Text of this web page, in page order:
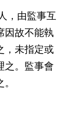
，由監事互
因故不能執
，未指定或
之。監事會